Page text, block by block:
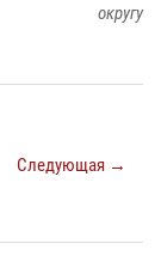
округу
Следующая →